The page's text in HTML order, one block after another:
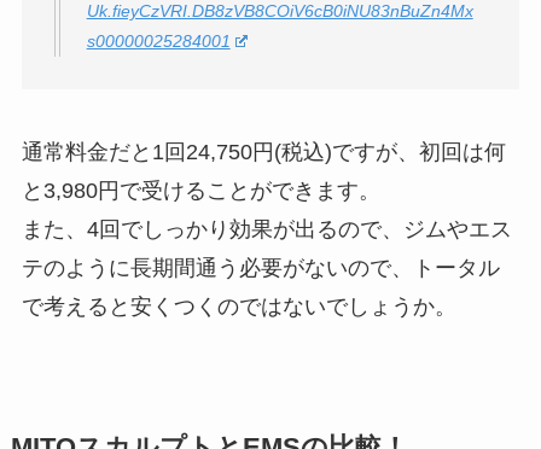
Uk.fieyCzVRI.DB8zVB8COiV6cB0iNU83nBuZn4Mx
s00000025284001
通常料金だと1回24,750円(税込)ですが、初回は何
と3,980円で受けることができます。
また、4回でしっかり効果が出るので、ジムやエス
テのように長期間通う必要がないので、トータル
で考えると安くつくのではないでしょうか。